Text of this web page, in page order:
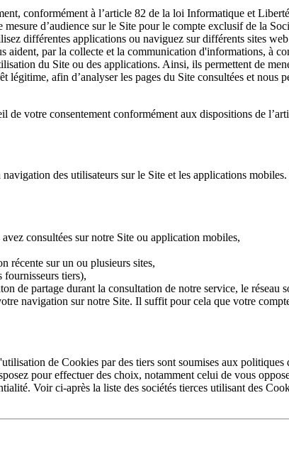
conformément à l’article 82 de la loi Informatique et
d’audience sur le Site pour le compte exclusif de la
différentes applications ou naviguez sur différents sites
aident, par la collecte et la communication d'informations, à
du Site ou des applications. Ainsi, ils permettent de
afin d’analyser les pages du Site consultées et nous
votre consentement conformément aux dispositions de
des utilisateurs sur le Site et les applications
consultées sur notre Site ou application mobiles,
récente sur un ou plusieurs sites,
fournisseurs tiers),
de partage durant la consultation de notre service, le réseau
navigation sur notre Site. Il suffit pour cela que votre
de Cookies par des tiers sont soumises aux
pour effectuer des choix, notamment celui de vous
Voir ci-après la liste des sociétés tierces utilisant des